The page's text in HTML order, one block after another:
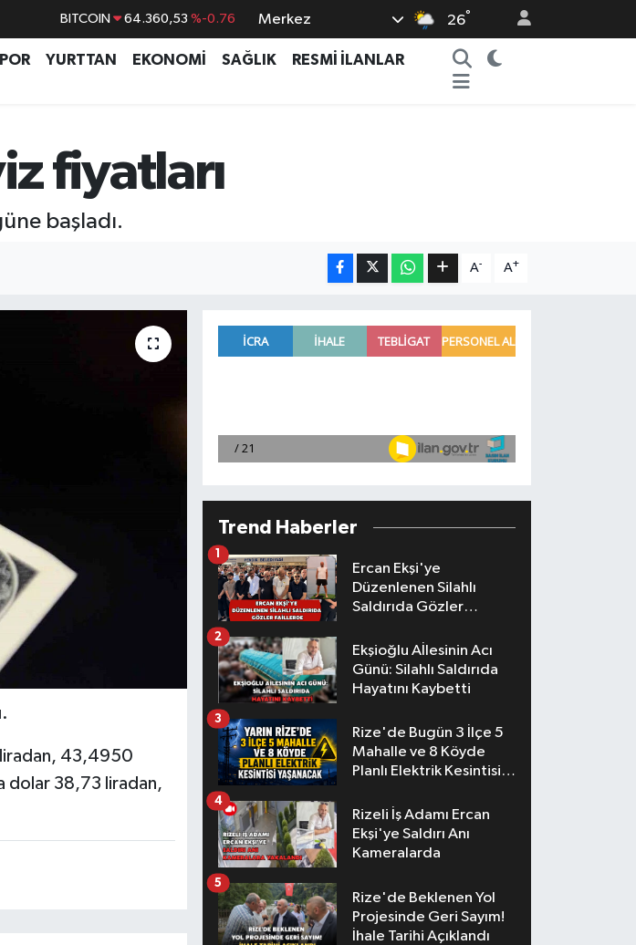
BITCOIN 64.360,53 %-0.76
DOLAR 47,7069 %0.17
GRAM ALTIN 6618.49
BİST100 13.887
Merkez 26°
YURTTAN EKONOMİ SAĞLIK
RESMİ İLANLAR
fiyatları
başladı.
A- A+
liradan, 43,4950
dolar 38,73 liradan,
Trend Haberler
Ercan Ekşi'ye
Düzenlenen Silahlı
Saldırıda Gözler
1
Ekşioğlu Aİlesinin Acı
Günü: Silahlı Saldırıda
Hayatını Kaybetti
2
Rize'de Bugün 3 İlçe 5
Mahalle ve 8 Köyde
Planlı Elektrik Kesintisi
3
Rizeli İş Adamı Ercan
Ekşi'ye Saldırı Anı
Kameralarda
4
Rize'de Beklenen Yol
Projesinde Geri Sayım!
İhale Tarihi Açıklandı
5